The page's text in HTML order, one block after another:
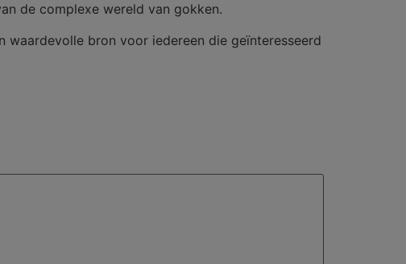
de complexe wereld van gokken.
bron voor iedereen die geïnteresseerd